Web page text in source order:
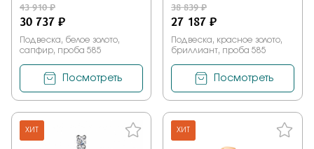
43 910 ₽
30 737 ₽
Подвеска, белое золото,
сапфир, проба 585
Посмотреть
38 839 ₽
27 187 ₽
Подвеска, красное золото,
бриллиант, проба 585
Посмотреть
ХИТ ХИТ